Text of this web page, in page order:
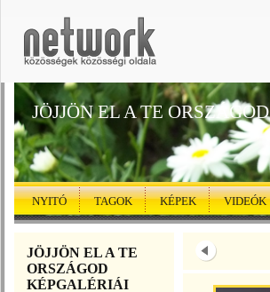
JÖJJÖN EL A TE ORSZÁGOD
NYITÓ TAGOK KÉPEK VIDEÓK
JÖJJÖN EL A TE
ORSZÁGOD
KÉPGALÉRIÁI